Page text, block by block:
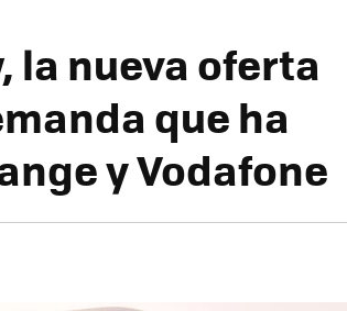
la nueva oferta
que ha
y Vodafone